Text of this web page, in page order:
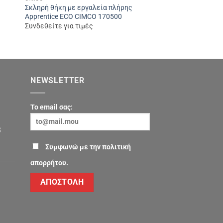
Σκληρή θήκη με εργαλεία πλήρης
Apprentice ECO CIMCO 170500
Συνδεθείτε για τιμές
NEWSLETTER
To email σας:
Συμφωνώ με την πολιτική
απορρήτου.